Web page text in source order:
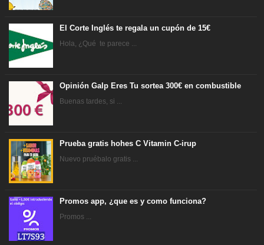
El Corte Inglés te regala un cupón de 15€
Hola, ¿Qué te parece ...
Opinión Galp Eres Tu sortea 300€ en combustible
Buenas tardes, si ...
Prueba gratis hohes C Vitamin C-irup
Nuevo pruébalo gratis ...
Promos app, ¿que es y como funciona?
Promos ...